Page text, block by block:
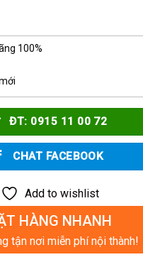
100%
ĐT: 0915 11 00 72
CHAT FACEBOOK
Add to wishlist
HÀNG NHANH
tận nơi miễn phí nội thành!